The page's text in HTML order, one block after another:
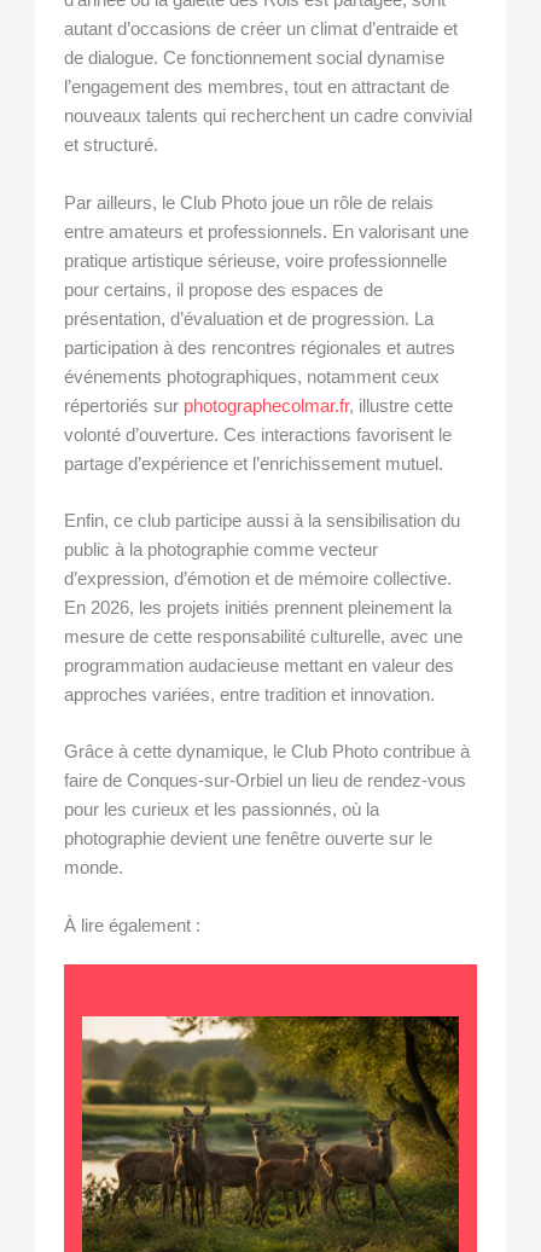
autant d’occasions de créer un climat d’entraide et
de dialogue. Ce fonctionnement social dynamise
l’engagement des membres, tout en attractant de
nouveaux talents qui recherchent un cadre convivial
et structuré.
Par ailleurs, le Club Photo joue un rôle de relais
entre amateurs et professionnels. En valorisant une
pratique artistique sérieuse, voire professionnelle
pour certains, il propose des espaces de
présentation, d’évaluation et de progression. La
participation à des rencontres régionales et autres
événements photographiques, notamment ceux
répertoriés sur photographecolmar.fr, illustre cette
volonté d’ouverture. Ces interactions favorisent le
partage d’expérience et l’enrichissement mutuel.
Enfin, ce club participe aussi à la sensibilisation du
public à la photographie comme vecteur
d’expression, d’émotion et de mémoire collective.
En 2026, les projets initiés prennent pleinement la
mesure de cette responsabilité culturelle, avec une
programmation audacieuse mettant en valeur des
approches variées, entre tradition et innovation.
Grâce à cette dynamique, le Club Photo contribue à
faire de Conques-sur-Orbiel un lieu de rendez-vous
pour les curieux et les passionnés, où la
photographie devient une fenêtre ouverte sur le
monde.
À lire également :